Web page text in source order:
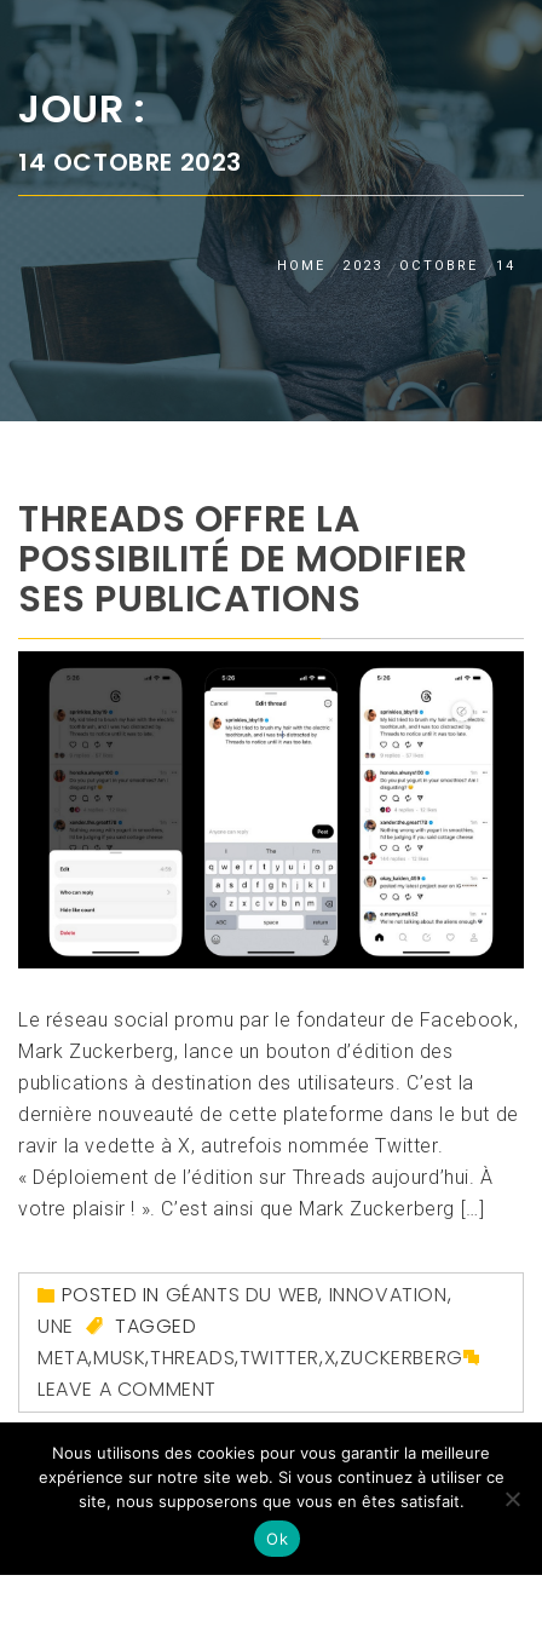
JOUR :
14 OCTOBRE 2023
HOME 2023 OCTOBRE 14
THREADS OFFRE LA
POSSIBILITÉ DE MODIFIER
SES PUBLICATIONS
Le réseau social promu par le fondateur de Facebook,
Mark Zuckerberg, lance un bouton d’édition des
publications à destination des utilisateurs. C’est la
dernière nouveauté de cette plateforme dans le but de
ravir la vedette à X, autrefois nommée Twitter.
« Déploiement de l’édition sur Threads aujourd’hui. À
votre plaisir ! ». C’est ainsi que Mark Zuckerberg […]
POSTED IN GÉANTS DU WEB, INNOVATION,
UNE
TAGGED
META,MUSK,THREADS,TWITTER,X,ZUCKERBERG
LEAVE A COMMENT
Nous utilisons des cookies pour vous garantir la meilleure
expérience sur notre site web. Si vous continuez à utiliser ce
site, nous supposerons que vous en êtes satisfait.
Ok